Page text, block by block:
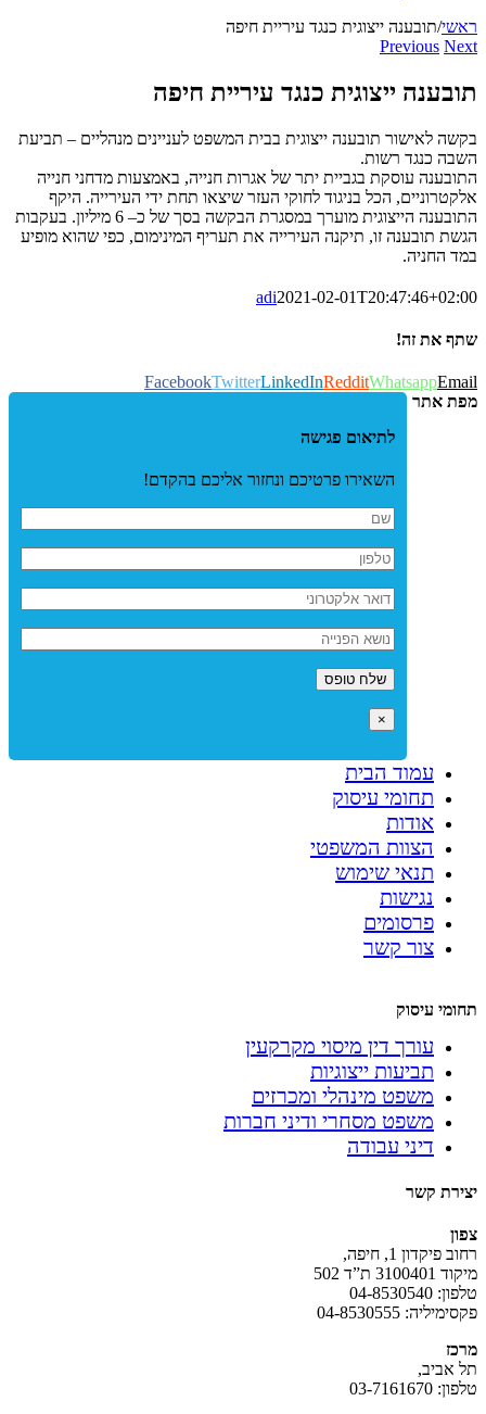
ראשי/תובענה ייצוגית כנגד עיריית חיפה
Previous Next
תובענה ייצוגית כנגד עיריית חיפה
בקשה לאישור תובענה ייצוגית בבית המשפט לעניינים מנהליים – תביעת
השבה כנגד רשות.
התובענה עוסקת בגביית יתר של אגרות חנייה, באמצעות מדחני חנייה
אלקטרוניים, הכל בניגוד לחוקי העזר שיצאו תחת ידי העירייה. היקף
התובענה הייצוגית מוערך במסגרת הבקשה בסך של כ– 6 מיליון. בעקבות
הגשת תובענה זו, תיקנה העירייה את תעריף המינימום, כפי שהוא מופיע
במד החניה.
adi2021-02-01T20:47:46+02:00
שתף את זה!
FacebookTwitterLinkedInRedditWhatsappEmail
לתיאום פגישה
השאירו פרטיכם ונחזור אליכם בהקדם!
×
מפת אתר
עמוד הבית
תחומי עיסוק
אודות
הצוות המשפטי
תנאי שימוש
נגישות
פרסומים
צור קשר
תחומי עיסוק
עורך דין מיסוי מקרקעין
תביעות ייצוגיות
משפט מינהלי ומכרזים
משפט מסחרי ודיני חברות
דיני עבודה
יצירת קשר
צפון
רחוב פיקדון 1, חיפה,
מיקוד 3100401 ת”ד 502
טלפון: 04-8530540
פקסימיליה: 04-8530555
מרכז
תל אביב,
טלפון: 03-7161670